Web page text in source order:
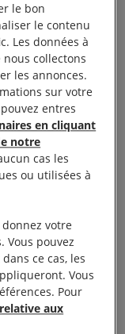
ou le droit
pour cette
humains. Les
d’échange
le bon
le contenu
Les données à
collectons
les annonces.
sur votre
entres
en cliquant
notre
cas les
ou utilisées à
donnez votre
Vous pouvez
ce cas, les
Vous
Pour
aux